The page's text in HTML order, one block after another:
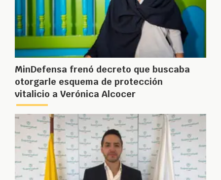
MinDefensa frenó decreto que buscaba
otorgarle esquema de protección
vitalicio a Verónica Alcocer